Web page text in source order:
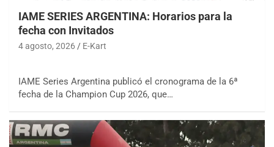
IAME SERIES ARGENTINA: Horarios para la
fecha con Invitados
4 agosto, 2026 E-Kart
IAME Series Argentina publicó el cronograma de la 6ª
fecha de la Champion Cup 2026, que…